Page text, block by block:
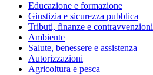
Educazione e formazione
Giustizia e sicurezza pubblica
Tributi, finanze e contravvenzioni
Ambiente
Salute, benessere e assistenza
Autorizzazioni
Agricoltura e pesca